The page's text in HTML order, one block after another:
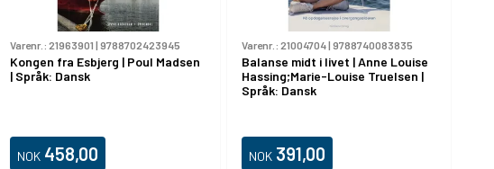
Varenr.: 21963901 | 9788702423945
Kongen fra Esbjerg | Poul Madsen
| Språk: Dansk
NOK 458,00
Varenr.: 21004704| 9788740083835
Balanse midt i livet | Anne Louise
Hassing;Marie-Louise Truelsen |
Språk: Dansk
NOK 391,00